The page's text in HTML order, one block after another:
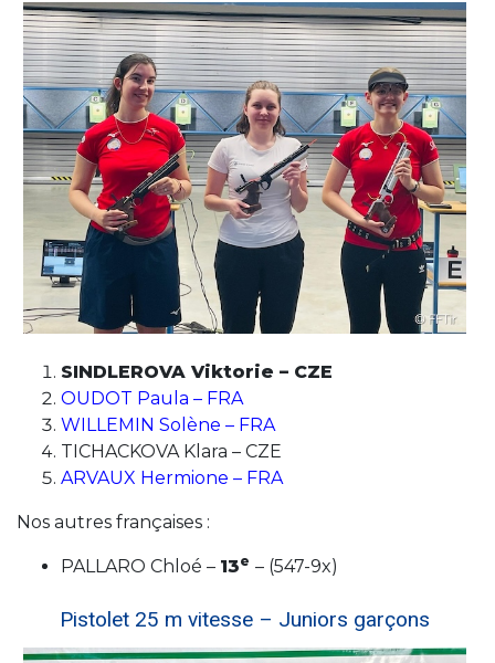
SINDLEROVA Viktorie – CZE
OUDOT Paula – FRA
WILLEMIN Solène – FRA
TICHACKOVA Klara – CZE
ARVAUX Hermione – FRA
Nos autres françaises :
PALLARO Chloé – 13e – (547-9x)
Pistolet 25 m vitesse – Juniors garçons